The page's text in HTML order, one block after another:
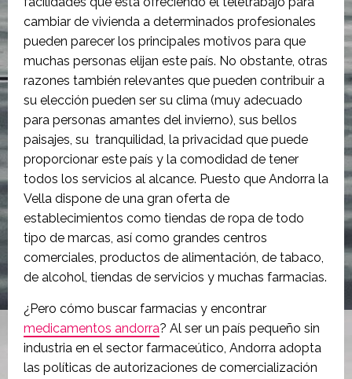
cambiar de vivienda a determinados profesionales
pueden parecer los principales motivos para que
muchas personas elijan este país. No obstante, otras
razones también relevantes que pueden contribuir a
su elección pueden ser su clima (muy adecuado
para personas amantes del invierno), sus bellos
paisajes, su tranquilidad, la privacidad que puede
proporcionar este país y la comodidad de tener
todos los servicios al alcance. Puesto que Andorra la
Vella dispone de una gran oferta de
establecimientos como tiendas de ropa de todo
tipo de marcas, así como grandes centros
comerciales, productos de alimentación, de tabaco,
de alcohol, tiendas de servicios y muchas farmacias.
¿Pero cómo buscar farmacias y encontrar
medicamentos andorra? Al ser un país pequeño sin
industria en el sector farmaceútico, Andorra adopta
las políticas de autorizaciones de comercialización